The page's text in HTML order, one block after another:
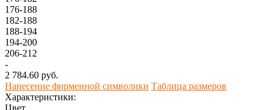
176-188
182-188
188-194
194-200
206-212
-
2 784.60 руб.
Нанесение фирменной символики Таблица размеров
Характеристики:
Цвет